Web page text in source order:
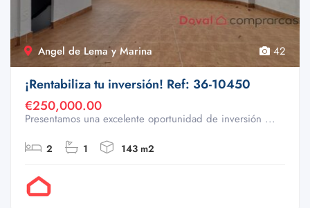
Angel de Lema y Marina 42
¡Rentabiliza tu inversión! Ref: 36-10450
€250,000.00
Presentamos una excelente oportunidad de inversión ...
2 1 143 m2